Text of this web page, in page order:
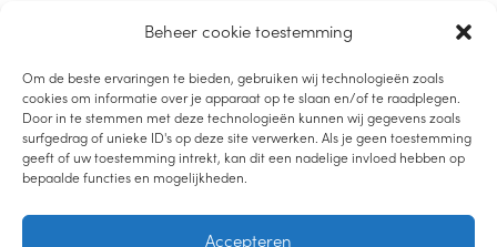
Beheer cookie toestemming
Om de beste ervaringen te bieden, gebruiken wij technologieën zoals
cookies om informatie over je apparaat op te slaan en/of te raadplegen.
Door in te stemmen met deze technologieën kunnen wij gegevens zoals
surfgedrag of unieke ID's op deze site verwerken. Als je geen toestemming
geeft of uw toestemming intrekt, kan dit een nadelige invloed hebben op
bepaalde functies en mogelijkheden.
Accepteren
Mijn relaties.
Mijn leven.
Dat is precies waar ik vrouwen in Nourished in
meeneem.